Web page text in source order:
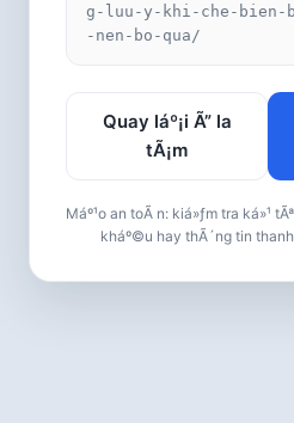
g-luu-y-khi-che-bien-
-nen-bo-qua/
Quay láº¡i Ã” la
tÃ¡m
Máº¹o an toÃ n: kiá»ƒm tra ká»¹
kháº©u hay thÃ´ng tin thanh